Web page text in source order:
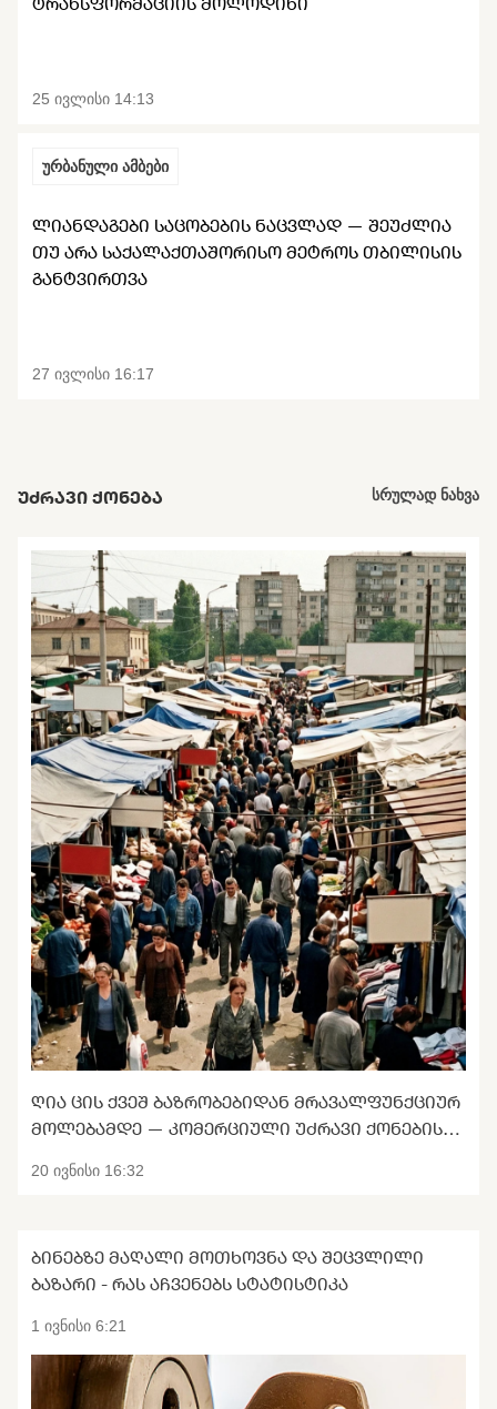
25 ივლისი 14:13
ურბანული ამბები
ᲚᲘᲐᲜᲓᲐᲒᲔᲑᲘ ᲡᲐᲪᲝᲑᲔᲑᲘᲡ ᲜᲐᲪᲕᲚᲐᲓ — ᲨᲔᲣᲫᲚᲘᲐ
ᲗᲣ ᲐᲠᲐ ᲡᲐᲥᲐᲚᲐᲥᲗᲐᲨᲝᲠᲘᲡᲝ ᲛᲔᲢᲠᲝᲡ ᲗᲑᲘᲚᲘᲡᲘᲡ
ᲒᲐᲜᲢᲕᲘᲠᲗᲕᲐ
27 ივლისი 16:17
ᲣᲫᲠᲐᲕᲘ ᲥᲝᲜᲔᲑᲐ სრულად ნახვა
ᲦᲘᲐ ᲪᲘᲡ ᲥᲕᲔᲨ ᲑᲐᲖᲠᲝᲑᲔᲑᲘᲓᲐᲜ ᲛᲠᲐᲕᲐᲚᲤᲣᲜᲥᲪᲘᲣᲠ
ᲛᲝᲚᲔᲑᲐᲛᲓᲔ — ᲙᲝᲛᲔᲠᲪᲘᲣᲚᲘ ᲣᲫᲠᲐᲕᲘ ᲥᲝᲜᲔᲑᲘᲡ
20 ივნისი 16:32
ᲑᲘᲜᲔᲑᲖᲔ ᲛᲐᲦᲐᲚᲘ ᲛᲝᲗᲮᲝᲕᲜᲐ ᲓᲐ ᲨᲔᲪᲕᲚᲘᲚᲘ
ᲑᲐᲖᲐᲠᲘ - ᲠᲐᲡ ᲐᲩᲕᲔᲜᲔᲑᲡ ᲡᲢᲐᲢᲘᲡᲢᲘᲙᲐ
1 ივნისი 6:21